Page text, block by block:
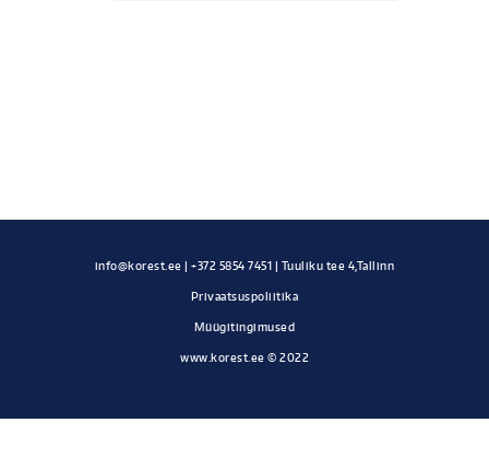
Privaatsuspoliitika
Müügitingimused
www.korest.ee © 2022